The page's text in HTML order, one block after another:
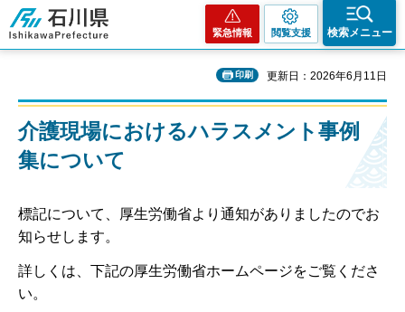
石川県
緊急情報 閲覧支援 検索メニュー
印刷 更新日：2026年6月11日
介護現場におけるハラスメント事例
集について
標記について、厚生労働省より通知がありましたのでお
知らせします。
詳しくは、下記の厚生労働省ホームページをご覧くださ
い。